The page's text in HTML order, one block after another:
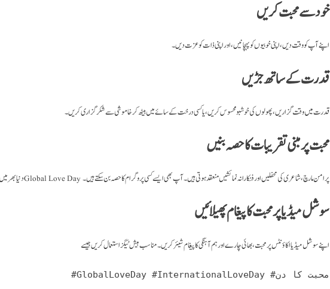
خود سے محبت کریں
اپنے آپ کو وقت دیں، اپنی خوبیوں کو پہچانیں، اور اپنی ذات کو عزت دیں۔
قدرت کے ساتھ جڑیں
قدرت میں وقت گزاریں، پھولوں کی خوشبو محسوس کریں، یا کسی درخت کے سائے میں بیٹھ کر خاموشی سے شکرگزاری کریں۔
محبت پر مبنی تقریبات کا حصہ بنیں
دنیا بھر میں مختلف مقامات پر Global Love Day پر امن مارچ، شاعری کی محفلیں اور فنکارانہ نمائشیں منعقد ہوتی ہیں۔ آپ بھی ایسے کسی پروگرام کا حصہ بن سکتے ہیں۔
سوشل میڈیا پر محبت کا پیغام پھیلائیں
اپنے سوشل میڈیا اکاؤنٹس پر محبت، بھائی چارے اور ہم آہنگی کا پیغام شیئر کریں۔ مناسب ہیش ٹیگز استعمال کریں جیسے
#GlobalLoveDay #InternationalLoveDay #محبت کا دن